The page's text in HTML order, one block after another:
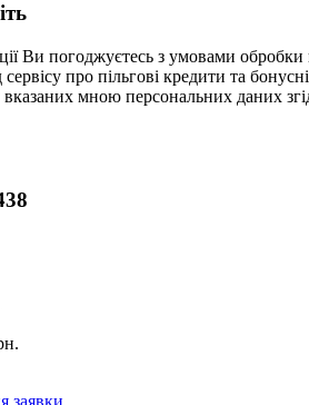
Ви погоджуєтесь з умовами
про пільгові кредити та
мною персональних даних
заявки